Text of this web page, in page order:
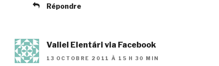
Répondre
Valiel Elentári via Facebook
13 OCTOBRE 2011 À 15 H 30 MIN